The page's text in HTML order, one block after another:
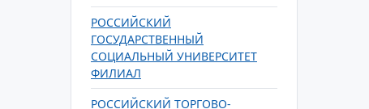
РОССИЙСКИЙ
ГОСУДАРСТВЕННЫЙ
СОЦИАЛЬНЫЙ УНИВЕРСИТЕТ
ФИЛИАЛ
РОССИЙСКИЙ ТОРГОВО-